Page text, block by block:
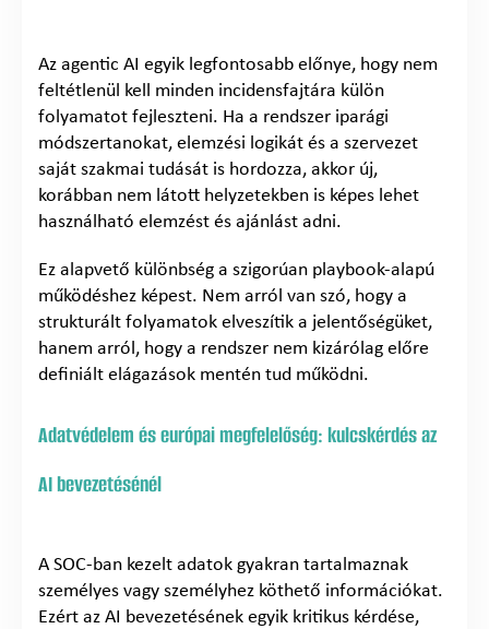
Az agentic AI egyik legfontosabb előnye, hogy nem
feltétlenül kell minden incidensfajtára külön
folyamatot fejleszteni. Ha a rendszer iparági
módszertanokat, elemzési logikát és a szervezet
saját szakmai tudását is hordozza, akkor új,
korábban nem látott helyzetekben is képes lehet
használható elemzést és ajánlást adni.
Ez alapvető különbség a szigorúan playbook-alapú
működéshez képest. Nem arról van szó, hogy a
strukturált folyamatok elveszítik a jelentőségüket,
hanem arról, hogy a rendszer nem kizárólag előre
definiált elágazások mentén tud működni.
Adatvédelem és európai megfelelőség: kulcskérdés az
AI bevezetésénél
A SOC-ban kezelt adatok gyakran tartalmaznak
személyes vagy személyhez köthető információkat.
Ezért az AI bevezetésének egyik kritikus kérdése,